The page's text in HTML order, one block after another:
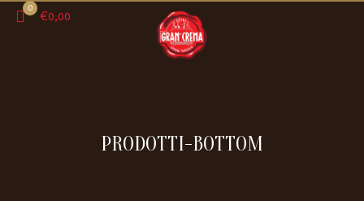
0 €0,00
PRODOTTI-BOTTOM